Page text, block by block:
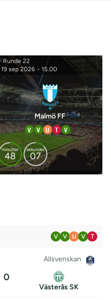
| Runde 22
19 sep 2026 - 15.00
Malmö FF
V V U T V
minutter
48
sekunder
06
V V U V T
Allsvenskan
0
Västerås SK